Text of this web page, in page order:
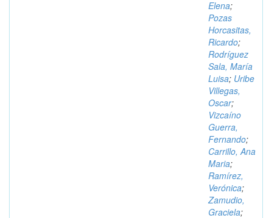
Elena;
Pozas
Horcasitas,
Ricardo;
Rodríguez
Sala, María
Luisa; Uribe
Villegas,
Oscar;
Vizcaíno
Guerra,
Fernando;
Carrillo, Ana
Maria;
Ramírez,
Verónica;
Zamudio,
Graciela;